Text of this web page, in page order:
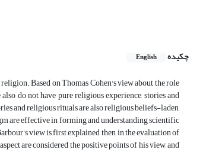
چکیده
English
Based on Thomas Cohen's view about the role
do not have pure religious experience, stories and
and religious rituals are also religious beliefs-laden,
are effective in forming and understanding scientific
view is first explained, then in the evaluation of
are considered the positive points of his view, and